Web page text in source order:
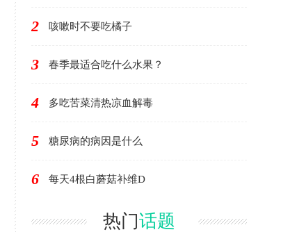
2 咳嗽时不要吃橘子
3 春季最适合吃什么水果？
4 多吃苦菜清热凉血解毒
5 糖尿病的病因是什么
6 每天4根白蘑菇补维D
热门话题